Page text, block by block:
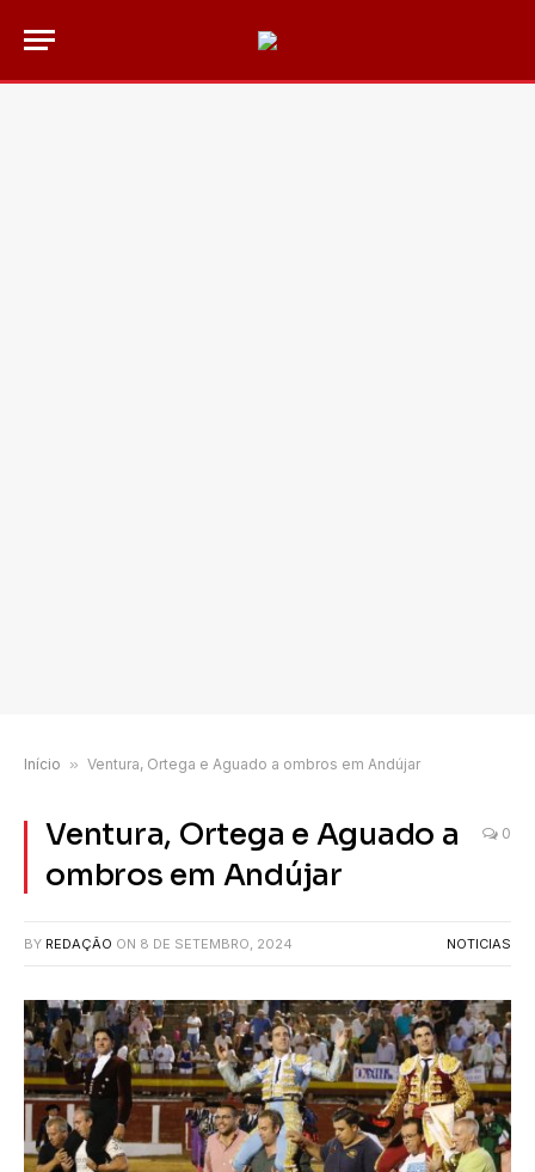
Início » Ventura, Ortega e Aguado a ombros em Andújar
Ventura, Ortega e Aguado a
ombros em Andújar
0
BY REDAÇÃO ON 8 DE SETEMBRO, 2024 NOTICIAS